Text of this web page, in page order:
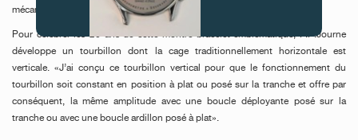
mécanique contemporaine.
Pour célébrer les 20 ans de cette montre-bracelet emblématique, F.P.Journe
développe un tourbillon dont la cage traditionnellement horizontale est
verticale. «J’ai conçu ce tourbillon vertical pour que le fonctionnement du
tourbillon soit constant en position à plat ou posé sur la tranche et offre par
conséquent, la même amplitude avec une boucle déployante posé sur la
tranche ou avec une boucle ardillon posé à plat».
FAUX